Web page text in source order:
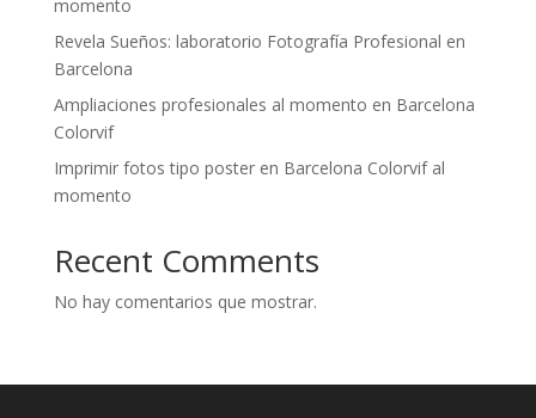
momento
Revela Sueños: laboratorio Fotografía Profesional en
Barcelona
Ampliaciones profesionales al momento en Barcelona
Colorvif
Imprimir fotos tipo poster en Barcelona Colorvif al
momento
Recent Comments
No hay comentarios que mostrar.